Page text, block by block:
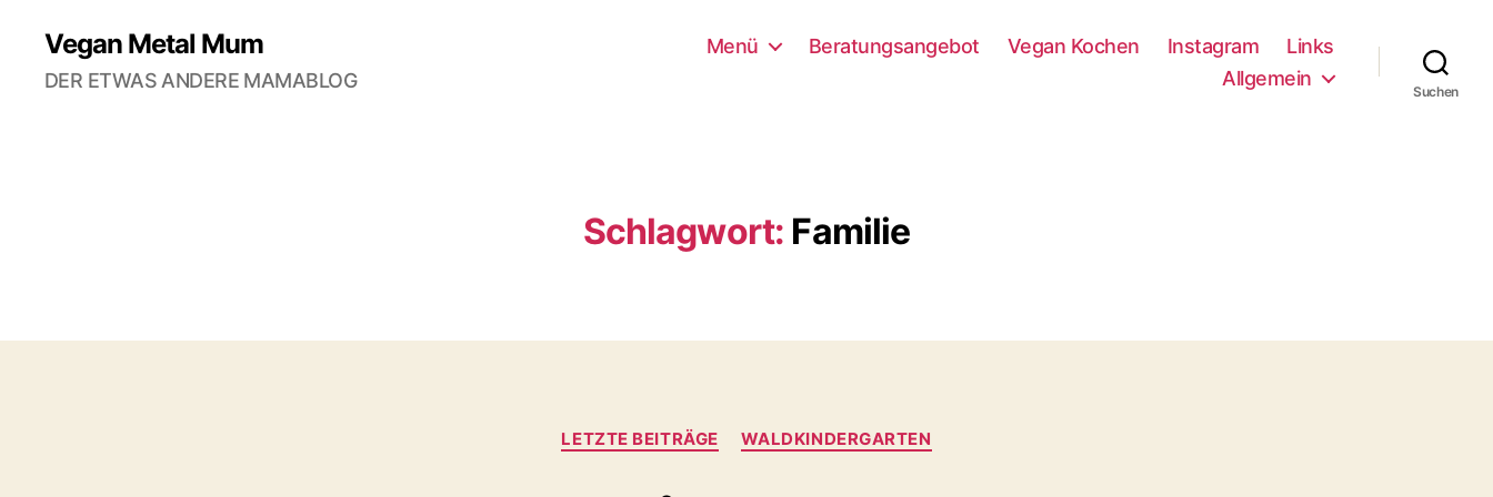
Vegan Metal Mum
DER ETWAS ANDERE MAMABLOG
Menü Beratungsangebot Vegan Kochen Instagram
Links
Allgemein
Suchen
Schlagwort: Familie
Kategorien
LETZTE BEITRÄGE WALDKINDERGARTEN